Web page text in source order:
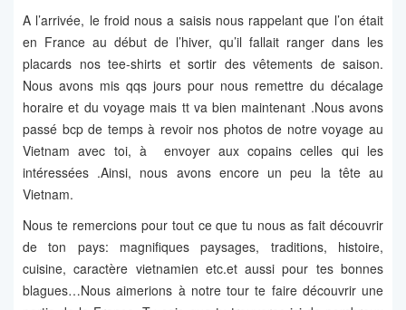
A l’arrivée, le froid nous a saisis nous rappelant que l’on était
en France au début de l’hiver, qu’il fallait ranger dans les
placards nos tee-shirts et sortir des vêtements de saison.
Nous avons mis qqs jours pour nous remettre du décalage
horaire et du voyage mais tt va bien maintenant .Nous avons
passé bcp de temps à revoir nos photos de notre voyage au
Vietnam avec toi, à envoyer aux copains celles qui les
intéressées .Ainsi, nous avons encore un peu la tête au
Vietnam.
Nous te remercions pour tout ce que tu nous as fait découvrir
de ton pays: magnifiques paysages, traditions, histoire,
cuisine, caractère vietnamien etc.et aussi pour tes bonnes
blagues…Nous aimerions à notre tour te faire découvrir une